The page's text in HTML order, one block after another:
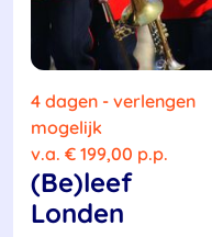
4 dagen - verlengen
mogelijk
v.a. € 199,00 p.p.
(Be)leef
Londen